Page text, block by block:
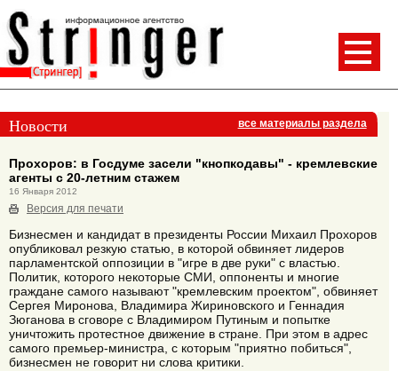
Новости все материалы раздела
Прохоров: в Госдуме засели "кнопкодавы" - кремлевские
агенты с 20-летним стажем
16 Января 2012
Версия для печати
Бизнесмен и кандидат в президенты России Михаил Прохоров
опубликовал резкую статью, в которой обвиняет лидеров
парламентской оппозиции в "игре в две руки" с властью.
Политик, которого некоторые СМИ, оппоненты и многие
граждане самого называют "кремлевским проектом", обвиняет
Сергея Миронова, Владимира Жириновского и Геннадия
Зюганова в сговоре с Владимиром Путиным и попытке
уничтожить протестное движение в стране. При этом в адрес
самого премьер-министра, с которым "приятно побиться",
бизнесмен не говорит ни слова критики.